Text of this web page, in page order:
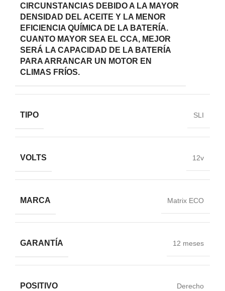
CIRCUNSTANCIAS DEBIDO A LA MAYOR
DENSIDAD DEL ACEITE Y LA MENOR
EFICIENCIA QUÍMICA DE LA BATERÍA.
CUANTO MAYOR SEA EL CCA, MEJOR
SERÁ LA CAPACIDAD DE LA BATERÍA
PARA ARRANCAR UN MOTOR EN
CLIMAS FRÍOS.
TIPO SLI
VOLTS 12v
MARCA Matrix ECO
GARANTÍA 12 meses
POSITIVO Derecho